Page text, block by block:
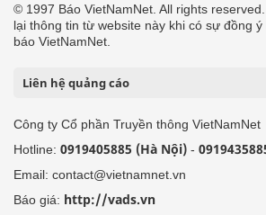
© 1997 Báo VietNamNet. All rights
lại thông tin từ website này khi có sự đồng
báo VietNamNet.
Liên hệ quảng cáo
Công ty Cổ phần Truyền thông VietNamNet
Hotline: 0919405885 (Hà Nội) -
Email: contact@vietnamnet.vn
Báo giá: http://vads.vn